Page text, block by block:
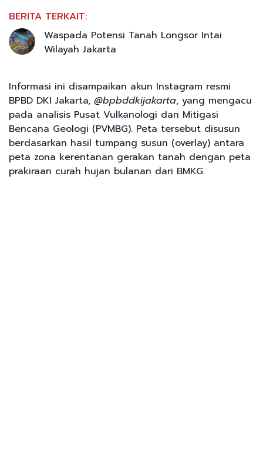
BERITA TERKAIT:
Waspada Potensi Tanah Longsor Intai
Wilayah Jakarta
Informasi ini disampaikan akun Instagram resmi
BPBD DKI Jakarta, @bpbddkijakarta, yang mengacu
pada analisis Pusat Vulkanologi dan Mitigasi
Bencana Geologi (PVMBG). Peta tersebut disusun
berdasarkan hasil tumpang susun (overlay) antara
peta zona kerentanan gerakan tanah dengan peta
prakiraan curah hujan bulanan dari BMKG.